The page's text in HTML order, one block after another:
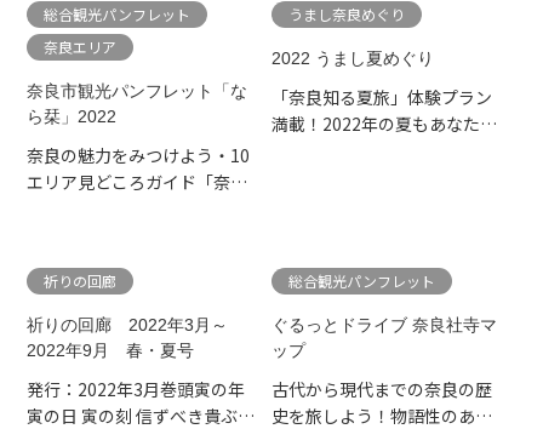
総合観光パンフレット
奈良エリア
奈良市観光パンフレット「な
ら栞」2022
奈良の魅力をみつけよう・10
エリア見どころガイド「奈良
うまし奈良めぐり
2022 うまし夏めぐり
「奈良知る夏旅」体験プラン
満載！2022年の夏もあなたの
祈りの回廊
祈りの回廊 2022年3月～
2022年9月 春・夏号
発行：2022年3月巻頭寅の年
寅の日 寅の刻 信ずべき貴ぶべ
総合観光パンフレット
ぐるっとドライブ 奈良社寺マ
ップ
古代から現代までの奈良の歴
史を旅しよう！物語性のある